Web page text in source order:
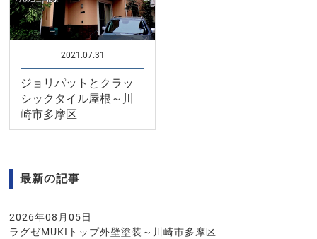
2021.07.31
ジョリパットとクラッ
シックタイル屋根～川
崎市多摩区
最新の記事
2026年08月05日
ラグゼMUKIトップ外壁塗装～川崎市多摩区